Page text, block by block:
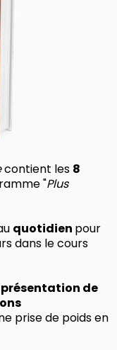
contient les 8
"Plus
quotidien pour
dans le cours
présentation de
prise de poids en